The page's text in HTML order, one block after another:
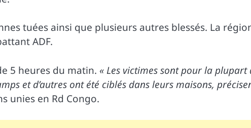
tuées ainsi que plusieurs autres blessés. La
ADF.
5 heures du matin. « Les victimes sont pour la plupart
et d’autres ont été ciblés dans leurs maisons,
unies en Rd Congo.